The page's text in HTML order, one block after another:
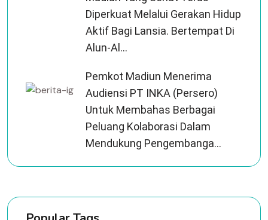
Diperkuat Melalui Gerakan Hidup
Aktif Bagi Lansia. Bertempat Di
Alun-Al...
Pemkot Madiun Menerima
Audiensi PT INKA (Persero)
Untuk Membahas Berbagai
Peluang Kolaborasi Dalam
Mendukung Pengembanga...